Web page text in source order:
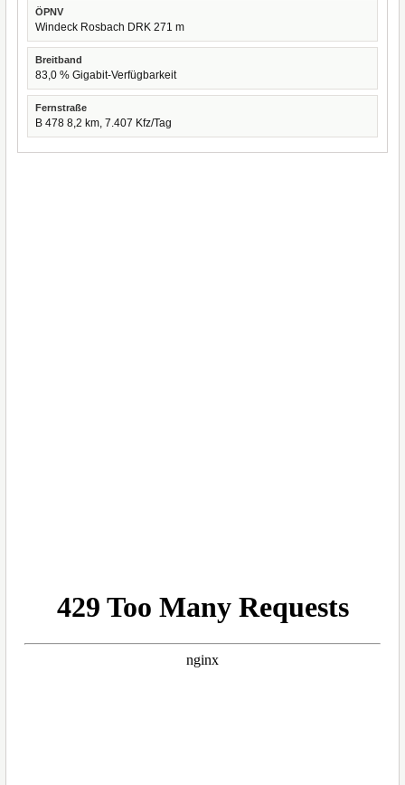
ÖPNV
Windeck Rosbach DRK 271 m
Breitband
83,0 % Gigabit-Verfügbarkeit
Fernstraße
B 478 8,2 km, 7.407 Kfz/Tag